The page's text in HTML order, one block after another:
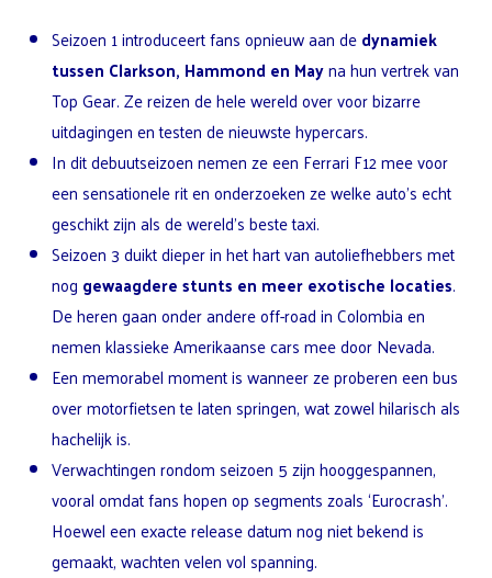
Seizoen 1 introduceert fans opnieuw aan dedynamiek
tussen Clarkson, Hammond en Mayna hun vertrek van
Top Gear. Ze reizen de hele wereld over voor bizarre
uitdagingen en testen de nieuwste hypercars.
In dit debuutseizoen nemen ze een Ferrari F12 mee voor
een sensationele rit en onderzoeken ze welke auto’s echt
geschikt zijn als de wereld’s beste taxi.
Seizoen 3 duikt dieper in het hart van autoliefhebbers met
nog gewaagdere stunts en meer exotische locaties.
De heren gaan onder andere off-road in Colombia en
nemen klassieke Amerikaanse cars mee door Nevada.
Een memorabel moment is wanneer ze proberen een bus
over motorfietsen te laten springen, wat zowel hilarisch als
hachelijk is.
Verwachtingen rondom seizoen 5 zijn hooggespannen,
vooral omdat fans hopen op segments zoals ‘Eurocrash’.
Hoewel een exacte release datum nog niet bekend is
gemaakt, wachten velen vol spanning.